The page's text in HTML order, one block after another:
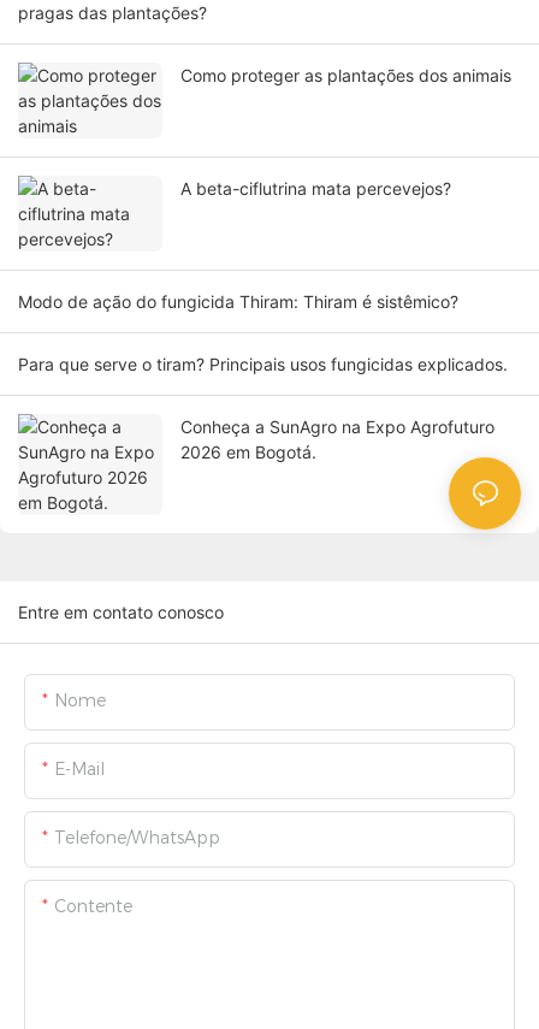
pragas das plantações?
Como proteger as plantações dos animais
A beta-ciflutrina mata percevejos?
Modo de ação do fungicida Thiram: Thiram é sistêmico?
Para que serve o tiram? Principais usos fungicidas explicados.
Conheça a SunAgro na Expo Agrofuturo
2026 em Bogotá.
Entre em contato conosco
Nome
E-Mail
Telefone/WhatsApp
Contente